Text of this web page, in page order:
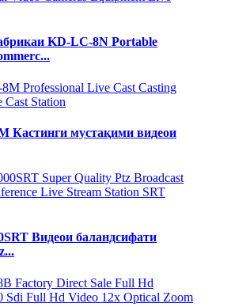
KD-LC-8N Portable
Кастинги мустақими видеои
Видеои баландсифати